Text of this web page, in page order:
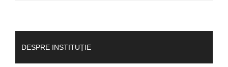
DESPRE INSTITUȚIE